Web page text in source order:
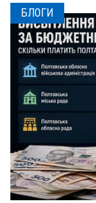
БЛОГИ